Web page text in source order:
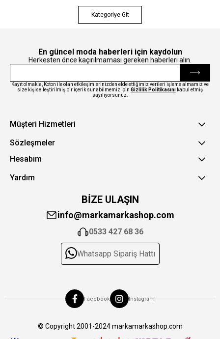
Kategoriye Git
En güncel moda haberleri için kaydolun
Herkesten önce kaçırılmaması gereken haberleri alın.
Kayıt olmakla, Koton ile olan etkileşimlerinizden elde ettiğimiz verileri işleme almamız ve
size kişiselleştirilmiş bir içerik sunabilmemiz için Gizlilik Politikasını kabul etmiş
sayılıyorsunuz.
Müşteri Hizmetleri
Sözleşmeler
Hesabım
Yardım
BİZE ULAŞIN
info@markamarkashop.com
0533 427 68 36
Whatsapp Sipariş Hattı
Facebook Instagram
© Copyright 2001-2024 markamarkashop.com